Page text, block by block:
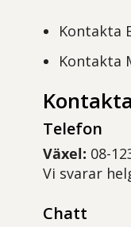
Kontakta
Kontakta
Telefon
Växel: 08-
Vi svarar
Chatt